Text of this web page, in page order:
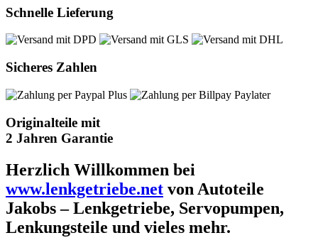
Schnelle Lieferung
Sicheres Zahlen
Originalteile mit
2 Jahren Garantie
Herzlich Willkommen bei
www.lenkgetriebe.net von Autoteile
Jakobs – Lenkgetriebe, Servopumpen,
Lenkungsteile und vieles mehr.